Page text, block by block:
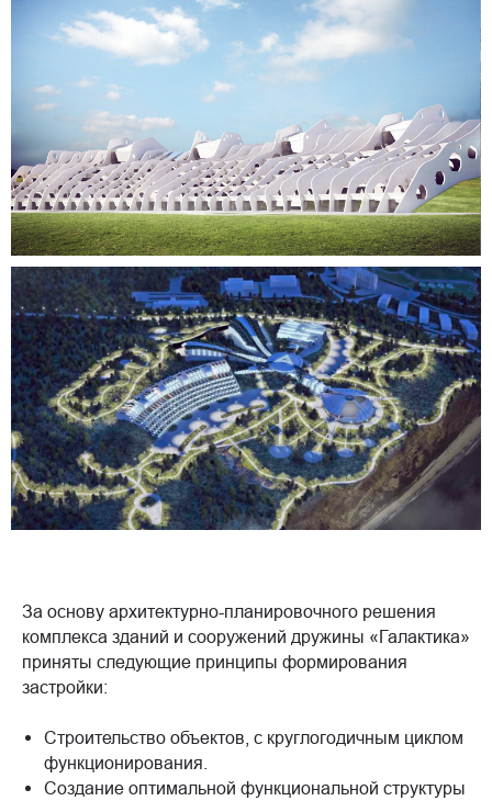
За основу архитектурно-планировочного решения
комплекса зданий и сооружений дружины «Галактика»
приняты следующие принципы формирования
застройки:
Строительство объектов, с круглогодичным циклом
функционирования.
Создание оптимальной функциональной структуры